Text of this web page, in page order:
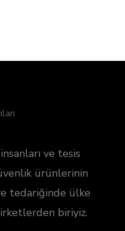
ve tesis
ürünlerinin
tedariğinde ülke
biriyiz.